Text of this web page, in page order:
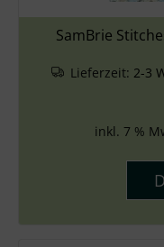
SamBrie
Lieferzeit: 2-3
inkl. 7 %